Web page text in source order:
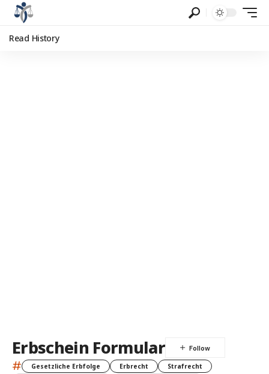
Read History
Erbschein Formular
# Gesetzliche Erbfolge Erbrecht
Strafrecht